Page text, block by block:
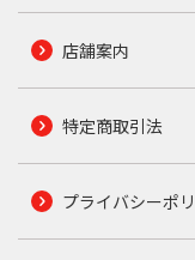
店舗案内
特定商取引法
プライバシーポ